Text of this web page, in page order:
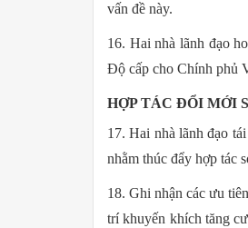
vấn đề này.
16. Hai nhà lãnh đạo
Độ cấp cho Chính phủ
HỢP TÁC ĐỔI MỚI
17. Hai nhà lãnh đạo
nhằm thúc đẩy hợp tác
18. Ghi nhận các ưu
trí khuyến khích tăng